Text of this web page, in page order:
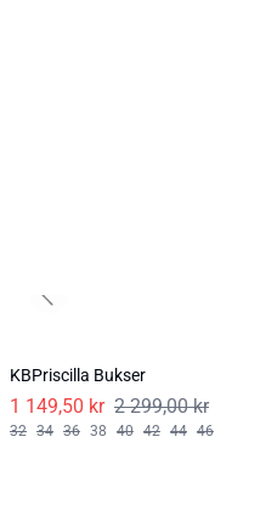
KBPriscilla Bukser
1 149,50 kr 2 299,00 kr
32 34 36 38 40 42 44 46
Previous slide